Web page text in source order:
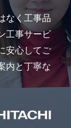
なく工事品
工事サービ
安心してご
内と丁寧な